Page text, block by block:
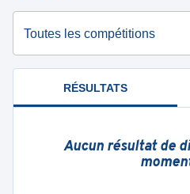
Toutes les compétitions
RÉSULTATS
Aucun résultat de